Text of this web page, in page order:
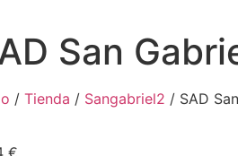
San
/ Tienda / Sangabriel2 / SAD
€